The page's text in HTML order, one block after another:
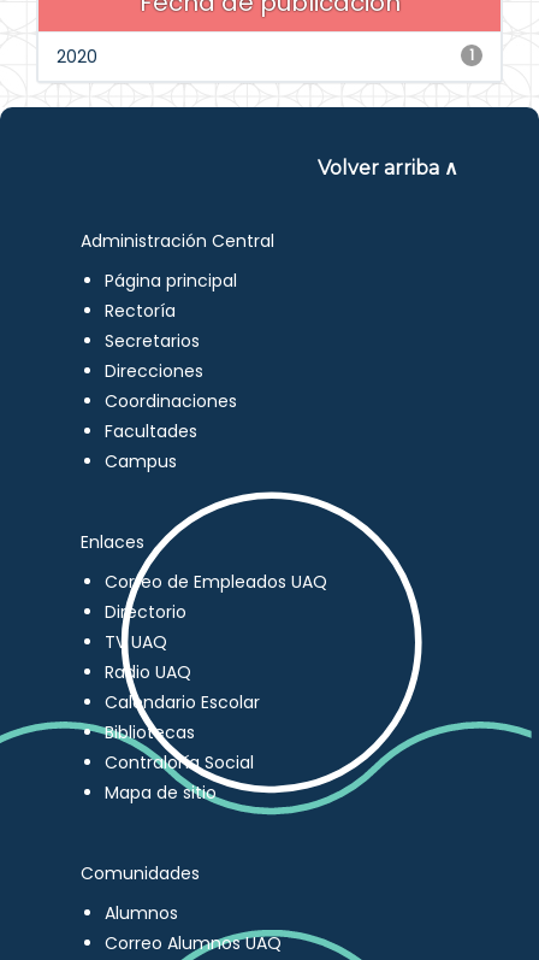
1
2020
Volver arriba ∧
Administración Central
Página principal
Rectoría
Secretarios
Direcciones
Coordinaciones
Facultades
Campus
Enlaces
Correo de Empleados UAQ
Directorio
TV UAQ
Radio UAQ
Calendario Escolar
Bibliotecas
Contraloría Social
Mapa de sitio
Comunidades
Alumnos
Correo Alumnos UAQ